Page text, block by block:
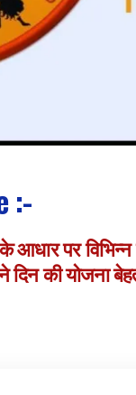
:-
आधार पर
की योजना